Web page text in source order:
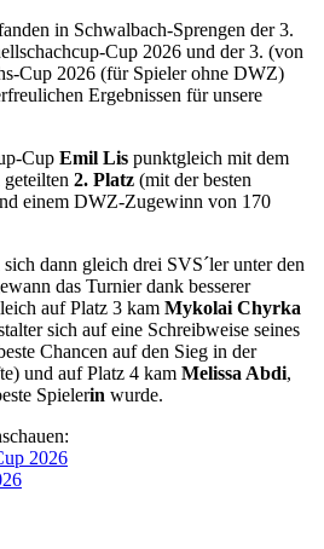
in Schwalbach-Sprengen der 3.
Cup 2026 und der 3. (von
Cup 2026 (für Spieler ohne DWZ)
Ergebnissen für unsere
Cup Emil Lis punktgleich mit dem
2. Platz (mit der besten
einem DWZ-Zugewinn von 170
dann gleich drei SVS´ler unter den
das Turnier dank besserer
auf Platz 3 kam Mykolai Chyrka
sich auf eine Schreibweise seines
Chancen auf den Sieg in der
und auf Platz 4 kam Melissa Abdi,
Spielerin wurde.
2026